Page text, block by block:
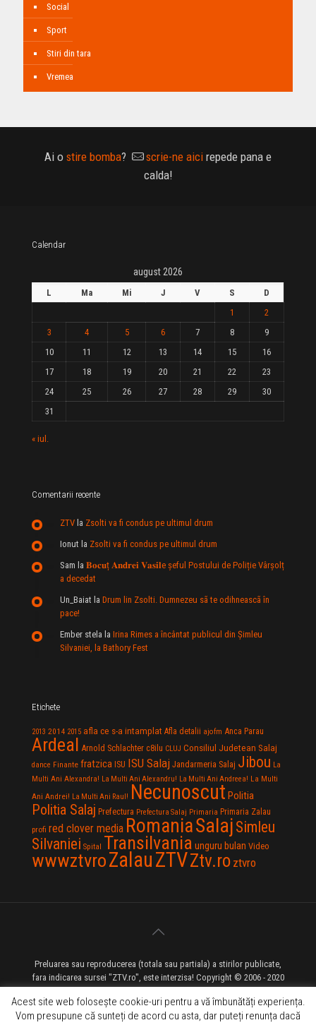
Social
Sport
Stiri din tara
Vremea
Ai o stire bomba? scrie-ne aici repede pana e
calda!
Calendar
august 2026
L Ma Mi J V S
D
1
2
3
4 5 6 7 8
9
10
11 12 13 14 15
16
17
18 19 20 21 22
23
24
25 26 27 28 29
30
31
« iul.
Comentarii recente
ZTV la Zsolti va fi condus pe ultimul drum
Ionut la Zsolti va fi condus pe ultimul drum
Sam la 𝐁𝐨𝐜𝐮ț 𝐀𝐧𝐝𝐫𝐞𝐢 𝐕𝐚𝐬𝐢𝐥e şeful Postului de Poliție Vârșolț
a decedat
Un_Baiat la Drum lin Zsolti. Dumnezeu sã te odihneascã în
pace!
Ember stela la Irina Rimes a încântat publicul din Şimleu
Silvaniei, la Bathory Fest
Etichete
2013 2014 2015 afla ce s-a intamplat Afla detalii ajofm Anca Parau
Ardeal Arnold Schlachter c8ilu CLUJ Consiliul Judetean Salaj
dance Finante fratzica ISU ISU Salaj Jandarmeria Salaj Jibou La
Multi Ani Alexandra! La Multi Ani Alexandru! La Multi Ani Andreea! La Multi
Ani Andrei! La Multi Ani Raul! Necunoscut Politia
Politia Salaj Prefectura Prefectura Salaj Primaria Primaria Zalau
profi red clover media RomaniaSalaj Simleu
Silvaniei Spital Transilvania unguru bulan Video
wwwztvroZalauZTVZtv.ro ztvro
Preluarea sau reproducerea (totala sau partiala) a stirilor publicate,
fara indicarea sursei "ZTV.ro", este interzisa! Copyright © 2006 - 2020
ZTV.ro - Televiziune pe Internet - Zalau TV
Acest site web folosește cookie-uri pentru a vă îmbunătăți experiența.
Vom presupune că sunteți de acord cu asta, dar puteți renunța dacă